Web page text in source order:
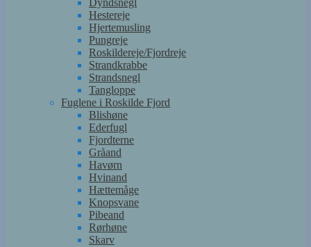
Dyndsnegl
Hestereje
Hjertemusling
Pungreje
Roskildereje/Fjordreje
Strandkrabbe
Strandsnegl
Tangloppe
Fuglene i Roskilde Fjord
Blishøne
Ederfugl
Fjordterne
Gråand
Havørn
Hvinand
Hættemåge
Knopsvane
Pibeand
Rørhøne
Skarv